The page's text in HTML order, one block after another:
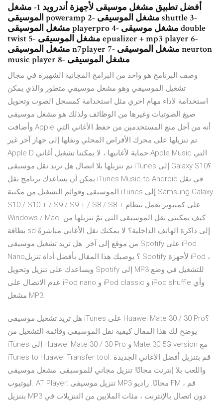
أفضل تطبيق مشغل موسيقى لأجهزة أندرويد 1- مشغل
الموسيقى poweramp 2- مشغل الموسيقى shuttle 3-
مشغل الموسيقى playerpro 4- مشغل موسيقى double
twist 5- مشغل الموسيقى epualizer + mp3 player 6-
مشغل الموسيقى n7player 7- مشغل الموسيقى neurton
music player 8- مشغل الموسيقى
وصف البرنامج هو واحد من البرامج المجانية الشهيرة في مجال
تشغيل الموسيقي وهو مشغل موسيقي متطور والذي يمكن
استخدامة لاداء مهام اخري مثل استخدامة كمسجل الصوت وتحويل
صيغ الصوتيات وغيرها من الوظائف ولذلك هو مشغل موسيقى
وأضافت Apple أنه من أجل منع المستخدمين من حفظ الأغاني التي
تم تنزيلها على محرك الأقراص المحلي ونقلها إلى جهاز آخر غير
Apple D حماية لأغانيها ، لا يمكننا تشغيل أغاني Apple Music التي
تم تنزيلها بلا اتصال هل تريد نقل موسيقى iTunes إلى Galaxy S10؟
يمكن أن يساعدك برنامج نقل iTunes Music to Android في نقل
الموسيقى وقوائم التشغيل من مكتبة iTunes إلى Samsung Galaxy
S10 / S10 + / S9 / S9 + / S8 / S8 + على كمبيوتر يعمل بنظام
Windows / Mac. كيف يمكنني نقل الموسيقى التي تمّ تنزيلها من
بطاقة sd إلى ذاكرة الهاتف الداخلية؟ لا يمكنك نقل الأغاني مباشرةً
من موقع إلى آخر. هل تريد تشغيل موسيقى Spotify على iPod
Nano؟ يوصيك هذا المقال بأفضل أداة تنزيل Spotify لأجهزة iPod ،
ويساعدك على تنزيل وتحويل Spotify إلى MP3 للتشغيل في وضع
عدم الاتصال على iPod nano و iPod classic و iPod shuffle وأي
مشغل MP3.
هل تريد تشغيل موسيقى iTunes على Huawei Mate 30 / 30 Pro؟
يوضح لك هذا المقال كيفية نقل الموسيقى وقائمة التشغيل من
iTunes إلى Huawei Mate 30 / 30 Pro و Mate 30 5G version مع
iTunes to Huawei Transfer tool. قم بتنزيل أفضل الأغاني الجديدة
واللعب بلا إنترنت مجانًا! تنزيل مجاني للموسيقى! مشغل موسيقى
ليوتيوب. AT Player: تنزيل موسيقى MP3 مجانًا. راديو FM ، قم
بتنزيل MP3 دون اتصال بالإنترنت ، مئات الملايين من التنزيلات في